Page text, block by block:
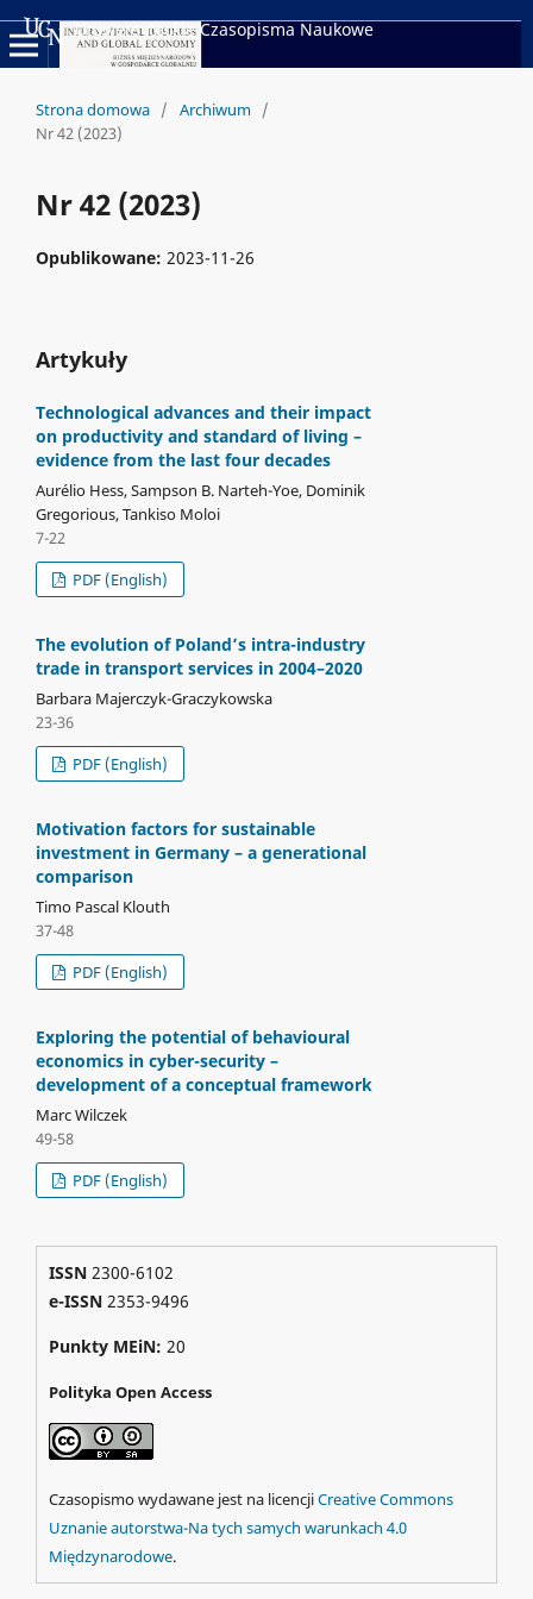
Uniwersyteckie Czasopisma Naukowe
Strona domowa / Archiwum /
Nr 42 (2023)
Nr 42 (2023)
Opublikowane: 2023-11-26
Artykuły
Technological advances and their impact
on productivity and standard of living –
evidence from the last four decades
Aurélio Hess, Sampson B. Narteh-Yoe, Dominik
Gregorious, Tankiso Moloi
7-22
PDF (English)
The evolution of Poland’s intra-industry
trade in transport services in 2004–2020
Barbara Majerczyk-Graczykowska
23-36
PDF (English)
Motivation factors for sustainable
investment in Germany – a generational
comparison
Timo Pascal Klouth
37-48
PDF (English)
Exploring the potential of behavioural
economics in cyber-security –
development of a conceptual framework
Marc Wilczek
49-58
PDF (English)
ISSN 2300-6102
e-ISSN 2353-9496
Punkty MEiN: 20
Polityka Open Access
Czasopismo wydawane jest na licencjiCreative Commons
Uznanie autorstwa-Na tych samych warunkach 4.0
Międzynarodowe.